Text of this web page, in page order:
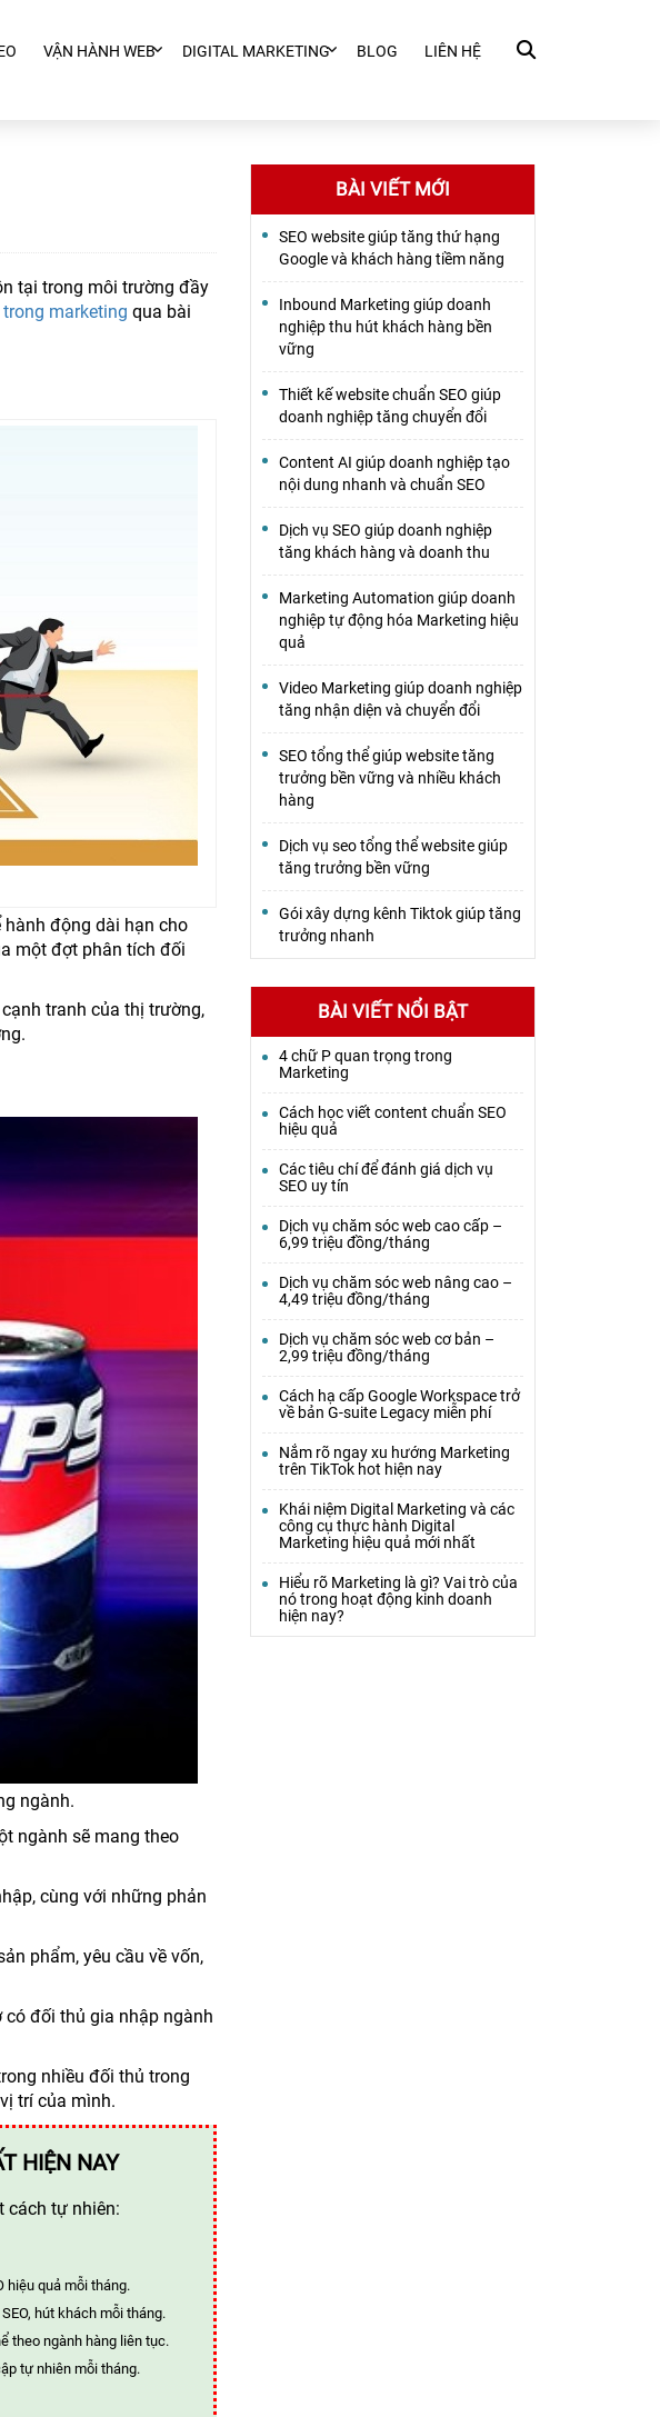
VẬN HÀNH WEB DIGITAL MARKETING BLOG LIÊN HỆ
tại trong môi trường đầy
marketing qua bài
hành động dài hạn cho
một đợt phân tích đối
tranh của thị trường,
ngành.
ngành sẽ mang theo
cùng với những phản
phẩm, yêu cầu về vốn,
có đối thủ gia nhập ngành
nhiều đối thủ trong
trí của mình.
HIỆN NAY
cách tự nhiên:
hiệu quả mỗi tháng.
hút khách mỗi tháng.
theo ngành hàng liên tục.
tự nhiên mỗi tháng.
BÀI VIẾT MỚI
SEO website giúp tăng thứ hạng
Google và khách hàng tiềm năng
Inbound Marketing giúp doanh
nghiệp thu hút khách hàng bền
vững
Thiết kế website chuẩn SEO giúp
doanh nghiệp tăng chuyển đổi
Content AI giúp doanh nghiệp tạo
nội dung nhanh và chuẩn SEO
Dịch vụ SEO giúp doanh nghiệp
tăng khách hàng và doanh thu
Marketing Automation giúp doanh
nghiệp tự động hóa Marketing hiệu
quả
Video Marketing giúp doanh nghiệp
tăng nhận diện và chuyển đổi
SEO tổng thể giúp website tăng
trưởng bền vững và nhiều khách
hàng
Dịch vụ seo tổng thể website giúp
tăng trưởng bền vững
Gói xây dựng kênh Tiktok giúp tăng
trưởng nhanh
BÀI VIẾT NỔI BẬT
4 chữ P quan trọng trong
Marketing
Cách học viết content chuẩn SEO
hiệu quả
Các tiêu chí để đánh giá dịch vụ
SEO uy tín
Dịch vụ chăm sóc web cao cấp –
6,99 triệu đồng/tháng
Dịch vụ chăm sóc web nâng cao –
4,49 triệu đồng/tháng
Dịch vụ chăm sóc web cơ bản –
2,99 triệu đồng/tháng
Cách hạ cấp Google Workspace trở
về bản G-suite Legacy miễn phí
Nắm rõ ngay xu hướng Marketing
trên TikTok hot hiện nay
Khái niệm Digital Marketing và các
công cụ thực hành Digital
Marketing hiệu quả mới nhất
Hiểu rõ Marketing là gì? Vai trò của
nó trong hoạt động kinh doanh
hiện nay?